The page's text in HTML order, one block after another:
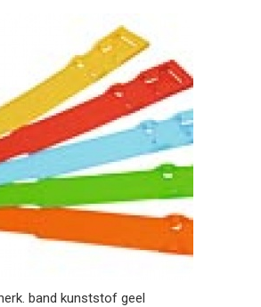
band kunststof geel